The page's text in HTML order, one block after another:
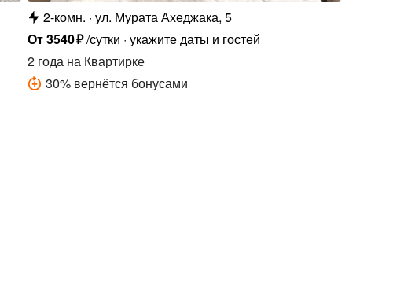
2-комн. ул. Мурата Ахеджака, 5
От3540₽/сутки укажите даты и гостей
2 года на Квартирке
30% вернётся бонусами